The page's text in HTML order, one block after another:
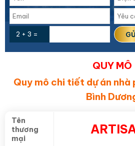
2 + 3 =
QUY MÔ
Quy mô chi tiết dự án
Bình
Tên
thương
mại